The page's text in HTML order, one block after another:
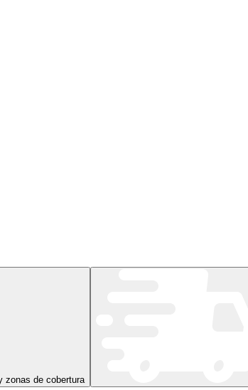
zonas de cobertura